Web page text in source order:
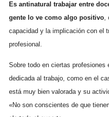
Es antinatural trabajar entre
gente lo ve como algo positivo,
capacidad y la implicación con el
profesional.
Sobre todo en ciertas
dedicada al trabajo, como en el
está muy bien valorada y su
«No son conscientes de que